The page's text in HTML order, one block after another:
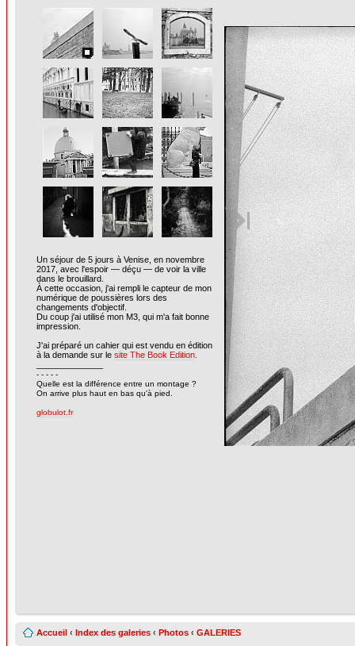
Un séjour de 5 jours à Venise, en novembre
2017, avec l'espoir — déçu — de voir la ville
dans le brouillard.
À cette occasion, j'ai rempli le capteur de mon
numérique de poussières lors des
changements d'objectif.
Du coup j'ai utilisé mon M3, qui m'a fait bonne
impression.
J'ai préparé un cahier qui est vendu en édition
à la demande sur le site The Book Edition
- - - - -
Quelle est la différence entre un montage ?
On arrive plus haut en bas qu'à pied.
globulot.fr
Accueil ‹ Index des galeries ‹ Photos ‹ GALERIES